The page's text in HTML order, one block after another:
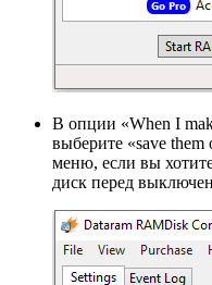
В опции «When I
выберите «save
меню, если вы
диск перед